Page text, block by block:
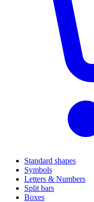
Standard shapes
Symbols
Letters & Numbers
Split bars
Boxes